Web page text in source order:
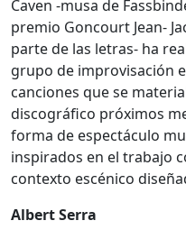
Caven -musa de
premio Goncourt Jean-
parte de las letras- ha
grupo de improvisación
canciones que se
discográfico próximos
forma de espectáculo
inspirados en el trabajo
contexto escénico
Albert Serra